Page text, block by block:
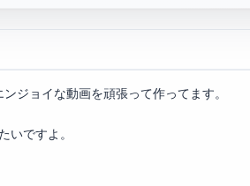
ジョイな動画を頑張って作ってます。
いですよ。